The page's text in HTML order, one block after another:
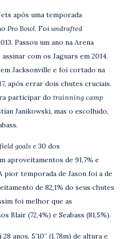
após uma temporada
Pro Bowl. Foi undrafted
Passou um ano na Arena
com os Jaguars em 2014.
Jacksonville e foi cortado na
após errar dois chutes cruciais.
participar do trainning camp
Janikowski, mas o escolhido,
field goals e 30 dos
aproveitamentos de 91,7% e
pior temporada de Jason foi a de
de 82,1% do seus chutes
foi melhor que as
Blair (72,4%) e Seabass (81,5%).
anos, 5’10” (1,78m) de altura e